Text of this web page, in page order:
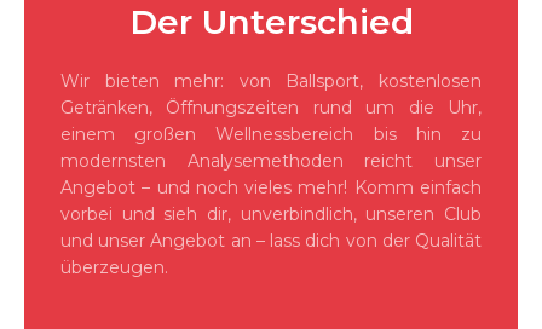
Der Unterschied
Wir bieten mehr: von Ballsport, kostenlosen
Getränken, Öffnungszeiten rund um die Uhr,
einem großen Wellnessbereich bis hin zu
modernsten Analysemethoden reicht unser
Angebot – und noch vieles mehr! Komm einfach
vorbei und sieh dir, unverbindlich, unseren Club
und unser Angebot an – lass dich von der Qualität
überzeugen.